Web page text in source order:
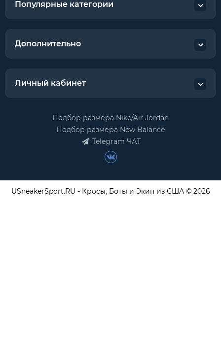
Популярные категории
Дополнительно
Личный кабинет
Подбор размера Nike/Air Jordan
Подбор размера New Balance
Telegram ЧАТ
USneakerSport.RU - Кросы, Боты и Экип из США © 2026